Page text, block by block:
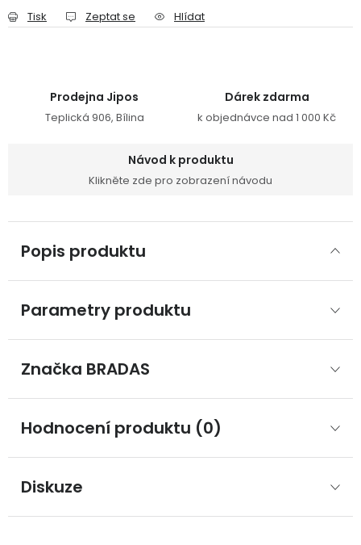
Tisk Zeptat se Hlídat
Prodejna Jipos
Teplická 906, Bílina
Dárek zdarma
k objednávce nad 1 000 Kč
Návod k produktu
Klikněte zde pro zobrazení návodu
Popis produktu
Parametry produktu
Značka BRADAS
Hodnocení produktu (0)
Diskuze